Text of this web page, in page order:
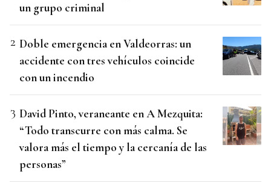
un grupo criminal
Doble emergencia en Valdeorras: un
accidente con tres vehículos coincide
con un incendio
David Pinto, veraneante en A Mezquita:
“Todo transcurre con más calma. Se
valora más el tiempo y la cercanía de las
personas”